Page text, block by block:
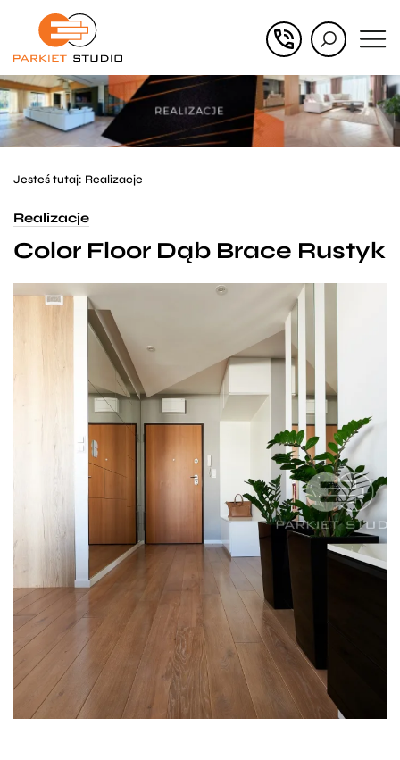
Przejdź
głównego
Przejdź
menu
w
stopce
Jesteś tutaj: Realizacje
Realizacje
Color Floor Dąb Brace Rustyk